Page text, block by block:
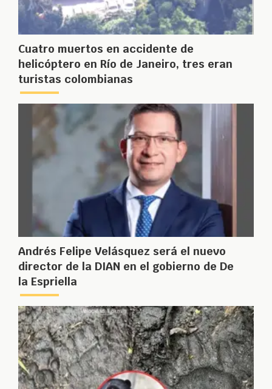
Cuatro muertos en accidente de
helicóptero en Río de Janeiro, tres eran
turistas colombianas
Andrés Felipe Velásquez será el nuevo
director de la DIAN en el gobierno de De
la Espriella